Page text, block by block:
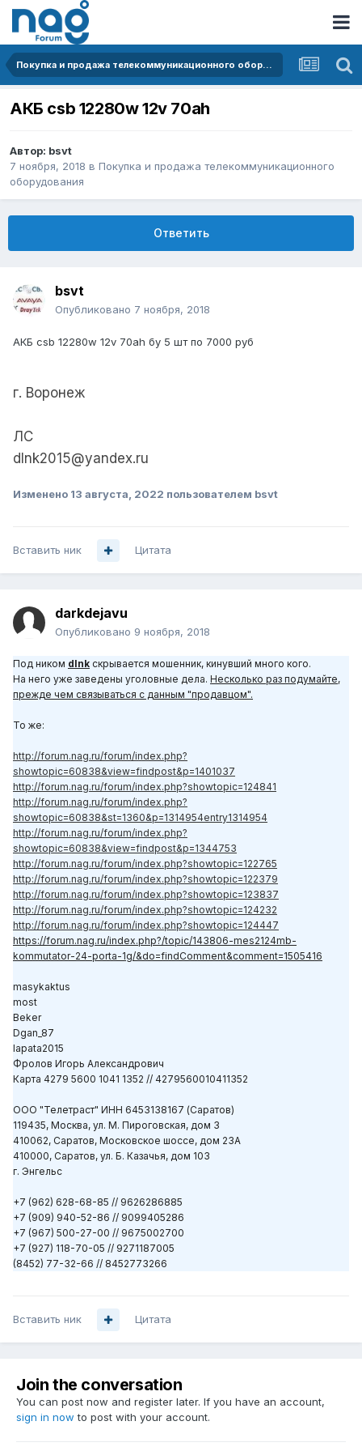
Покупка и продажа телекоммуникационного оборудования
АКБ csb 12280w 12v 70ah
Автор: bsvt
7 ноября, 2018 в Покупка и продажа телекоммуникационного
оборудования
Ответить
bsvt
Опубликовано 7 ноября, 2018
АКБ csb 12280w 12v 70ah бу 5 шт по 7000 руб
г. Воронеж
ЛС
dlnk2015@yandex.ru
Изменено 13 августа, 2022 пользователем bsvt
Вставить ник Цитата
darkdejavu
Опубликовано 9 ноября, 2018
Под ником dlnk скрывается мошенник, кинувший много кого.
На него уже заведены уголовные дела. Несколько раз подумайте,
прежде чем связываться с данным "продавцом".
То же:
http://forum.nag.ru/forum/index.php?
showtopic=60838&view=findpost&p=1401037
http://forum.nag.ru/forum/index.php?showtopic=124841
http://forum.nag.ru/forum/index.php?
showtopic=60838&st=1360&p=1314954entry1314954
http://forum.nag.ru/forum/index.php?
showtopic=60838&view=findpost&p=1344753
http://forum.nag.ru/forum/index.php?showtopic=122765
http://forum.nag.ru/forum/index.php?showtopic=122379
http://forum.nag.ru/forum/index.php?showtopic=123837
http://forum.nag.ru/forum/index.php?showtopic=124232
http://forum.nag.ru/forum/index.php?showtopic=124447
https://forum.nag.ru/index.php?/topic/143806-mes2124mb-
kommutator-24-porta-1g/&do=findComment&comment=1505416
masykaktus
most
Beker
Dgan_87
lapata2015
Фролов Игорь Александрович
Карта 4279 5600 1041 1352 // 4279560010411352
ООО "Телетраст" ИНН 6453138167 (Саратов)
119435, Москва, ул. М. Пироговская, дом 3
410062, Саратов, Московское шоссе, дом 23А
410000, Саратов, ул. Б. Казачья, дом 103
г. Энгельс
+7 (962) 628-68-85 // 9626286885
+7 (909) 940-52-86 // 9099405286
+7 (967) 500-27-00 // 9675002700
+7 (927) 118-70-05 // 9271187005
(8452) 77-32-66 // 8452773266
Вставить ник Цитата
Join the conversation
You can post now and register later. If you have an account,
sign in now to post with your account.